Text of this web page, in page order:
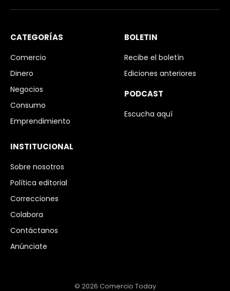
(Twitter)
CATEGORÍAS
Comercio
Dinero
Negocios
Consumo
Emprendimiento
BOLETIN
Recibe el boletín
Ediciones anteriores
PODCAST
Escucha aquí
INSTITUCIONAL
Sobre nosotros
Política editorial
Correcciones
Colabora
Contáctanos
Anúnciate
© 2026 Comercio Today